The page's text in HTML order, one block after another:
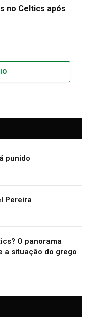
no Celtics após
punido
Pereira
O panorama
a situação do grego